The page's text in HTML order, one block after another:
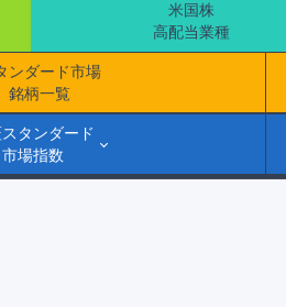
米国株
高配当業種
ンダード市場
銘柄一覧
タンダード
市場指数